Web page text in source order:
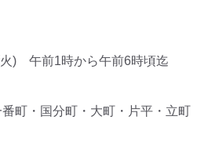
) 午前1時から午前6時頃迄
・国分町・大町・片平・立町